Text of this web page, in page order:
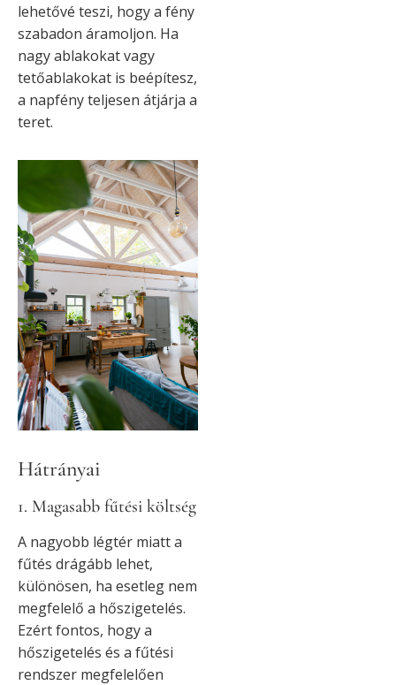
lehetővé teszi, hogy a fény
szabadon áramoljon. Ha
nagy ablakokat vagy
tetőablakokat is beépítesz,
a napfény teljesen átjárja a
teret.
Hátrányai
1. Magasabb fűtési költség
A nagyobb légtér miatt a
fűtés drágább lehet,
különösen, ha esetleg nem
megfelelő a hőszigetelés.
Ezért fontos, hogy a
hőszigetelés és a fűtési
rendszer megfelelően